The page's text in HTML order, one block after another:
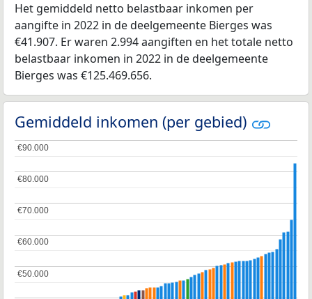
Het gemiddeld netto belastbaar inkomen per
aangifte in 2022 in de deelgemeente Bierges was
€41.907. Er waren 2.994 aangiften en het totale netto
belastbaar inkomen in 2022 in de deelgemeente
Bierges was €125.469.656.
Gemiddeld inkomen (per gebied)
€50.000
€50.000
€60.000
€60.000
€70.000
€70.000
€80.000
€80.000
€90.000
€90.000